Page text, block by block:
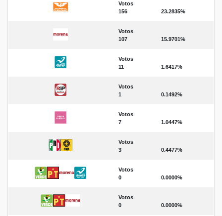
Votos
156
23.2835%
Votos
107
15.9701%
Votos
11
1.6417%
Votos
1
0.1492%
Votos
7
1.0447%
Votos
3
0.4477%
Votos
0
0.0000%
Votos
0
0.0000%